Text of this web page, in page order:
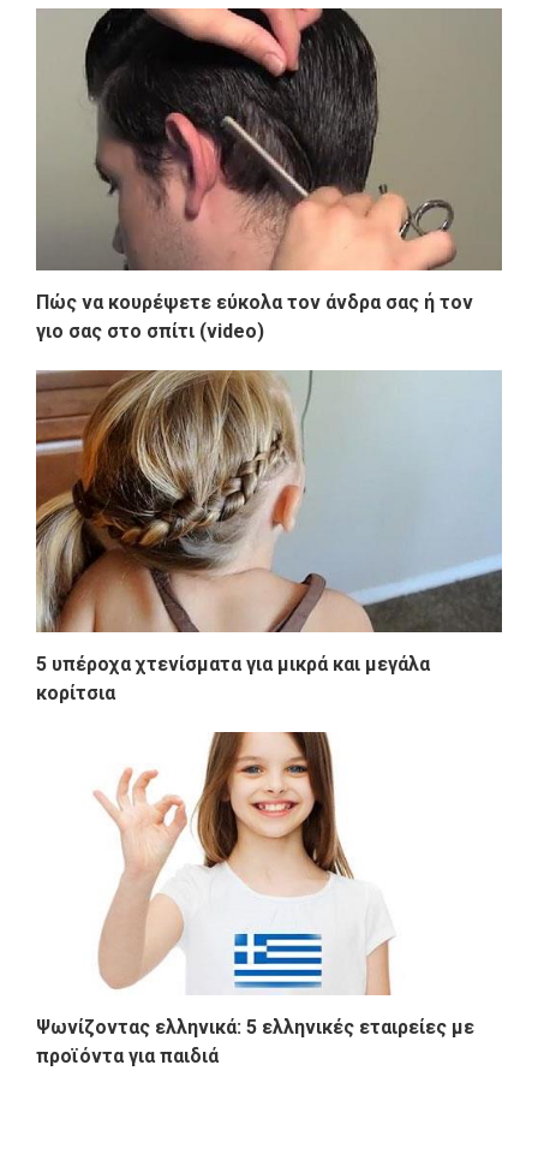
Πώς να κουρέψετε εύκολα τον άνδρα σας ή τον
γιο σας στο σπίτι (video)
5 υπέροχα χτενίσματα για μικρά και μεγάλα
κορίτσια
Ψωνίζοντας ελληνικά: 5 ελληνικές εταιρείες με
προϊόντα για παιδιά